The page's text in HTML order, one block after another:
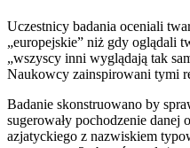
Uczestnicy badania oceniali
„europejskie” niż gdy oglądali
„wszyscy inni wyglądają tak
Naukowcy zainspirowani tymi
Badanie skonstruowano by
sugerowały pochodzenie
azjatyckiego z nazwiskiem